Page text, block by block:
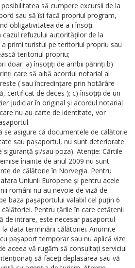
să cumpere excursii de la
sau să își facă propriul program,
obligativitatea de a-i însoți.
cazul refuzului autorităților de la
primi turistul pe teritoriul propriu sau
teritoriul propriu;
doar: a) însoțiți de ambii părinți b)
care să aibă acordul notarial al
( sau încredințare prin hotărâre
certificat de deces ); c) însoțiți de un
judiciar în original și acordul notarial
nu au carte de identitate, vor
se asigure că documentele de călătorie
sau pașaportul, nu sunt deteriorate
siguranță și/sau poza). Atenție: Cărtile
înainte de anul 2009 nu sunt
de călătorie în Norvegia. Pentru
Uniunii Europene și pentru acele
români nu au nevoie de viză de
baza pașaportului valabil cel puțin 6
Pentru țările în care cetățenii
de intrare, este necesar pașaportul
data terminării călătoriei. Anumite
pașaport temporar sau nu aplică vize
aceea vă rugăm să consultați serviciul
să faceți deplasarea sau vă